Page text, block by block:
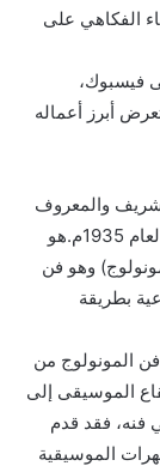
الفكاهي على
فيسبوك،
أبرز أعماله
والمعروف
فنياً بـ (فؤاد الشريف)، من مواليد مدينة عدن في العام 1935م.هو
وهو فن
بطريقة
المونولوج من
الموسيقى إلى
فنه، فقد قدم
الموسيقية